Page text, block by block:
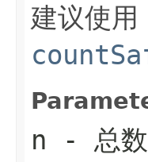
建议使用
n - 总数